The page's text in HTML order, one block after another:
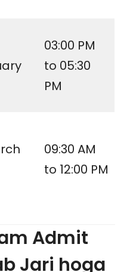
03:00 PM
to 05:30
PM
09:30 AM
to 12:00 PM
Admit
Jari hoga